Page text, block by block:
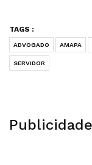
TAGS :
ADVOGADO AMAPA
SERVIDOR
Publicidade